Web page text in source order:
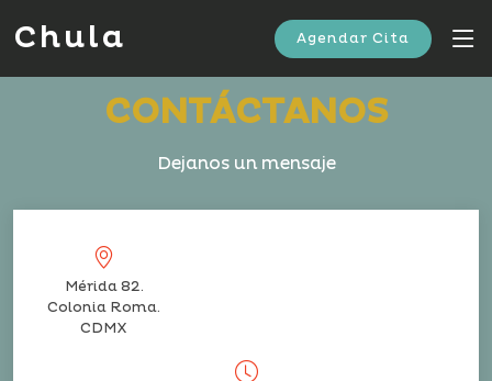
Chula Agendar Cita
CONTÁCTANOS
Dejanos un mensaje
Mérida 82.
Colonia Roma.
CDMX